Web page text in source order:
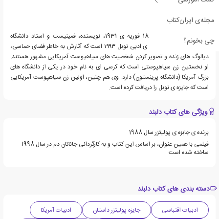
مجله‌ی ایران‌کتاب
چی بخونم؟
تونی موریسون، زاده ی 18 فوریه ی 1931، نویسنده، فمینیست و استاد دانشگاه
آمریکایی و برنده ی جایزه ی ادبی نوبل ۱۹۹۳ است که آثارش به خاطر فضای حماسی،
دیالوگ های زنده و تصویر کردن شخصیت های سیاهپوست آمریکایی مشهور هستند.
او نخستین زن سیاهپوستی است که کرسی ای به نام خود در یکی از دانشگاه های
بزرگ آمریکا (دانشگاه پرینستون) دارد. وی هم چنین، اولین زن سیاهپوست آمریکایی
است که جایزه ی نوبل را دریافت کرده است.
ویژگی های کتاب دلبند
برنده ی جابزه ی پولیتزر سال 1988
فیلمی با همین عنوان، بر اساس این کتاب و به کارگردانی جاناتان دم در سال 1998
ساخته شده است
دسته بندی های کتاب دلبند
ادبیات اقتباسی جایزه پولیتزر داستان
ادبیات آمریکا